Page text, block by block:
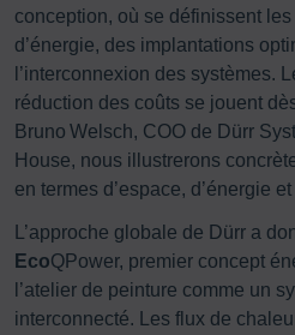
conception, où se définissent
d’énergie, des implantations
l’interconnexion des systèmes.
réduction des coûts se jouent
Bruno Welsch, COO de Dürr
House, nous illustrerons
en termes d’espace, d’énergie
L’approche globale de Dürr a
EcoQPower, premier concept
l’atelier de peinture comme un
interconnecté. Les flux de